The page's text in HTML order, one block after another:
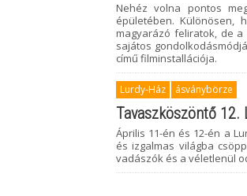
Nehéz volna pontos
épületében. Különösen,
magyarázó feliratok, de a
sajátos
című filminstallációja.
Lurdy-Ház ásványbörze
Tavaszköszöntő 12.
Április 11-én és 12-én a
és izgalmas világba
vadászók és a véletlenül